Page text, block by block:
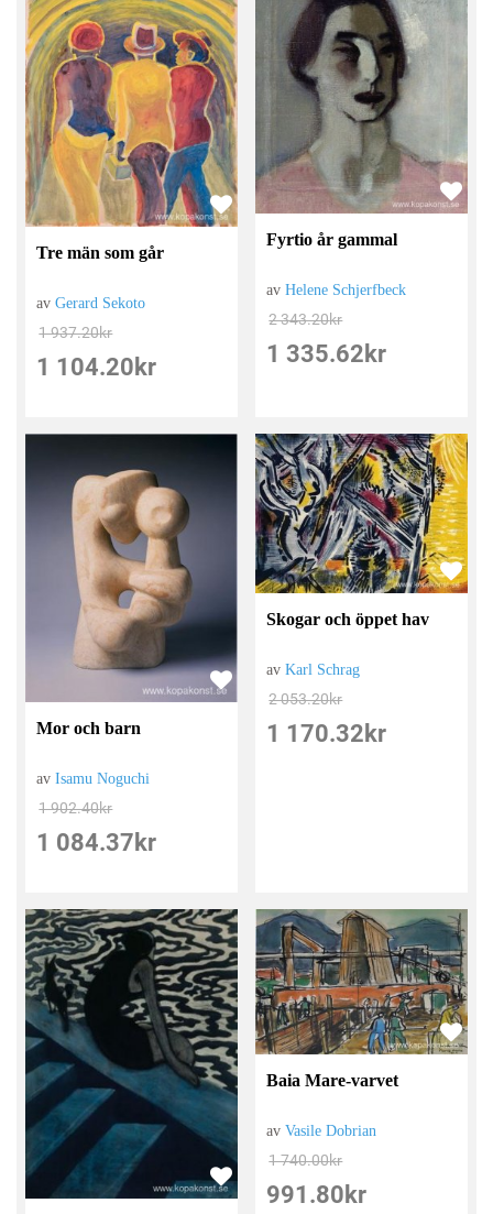
Tre män som går
avGerard Sekoto
1 937.20kr
1 104.20 kr
Fyrtio år gammal
avHelene Schjerfbeck
2 343.20kr
1 335.62 kr
Mor och barn
avIsamu Noguchi
1 902.40kr
1 084.37 kr
Skogar och öppet hav
avKarl Schrag
2 053.20kr
1 170.32 kr
Baia Mare-varvet
avVasile Dobrian
1 740.00kr
991.80 kr